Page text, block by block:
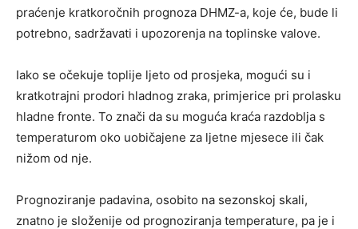
praćenje kratkoročnih prognoza DHMZ-a, koje će, bude li
potrebno, sadržavati i upozorenja na toplinske valove.
Iako se očekuje toplije ljeto od prosjeka, mogući su i
kratkotrajni prodori hladnog zraka, primjerice pri prolasku
hladne fronte. To znači da su moguća kraća razdoblja s
temperaturom oko uobičajene za ljetne mjesece ili čak
nižom od nje.
Prognoziranje padavina, osobito na sezonskoj skali,
znatno je složenije od prognoziranja temperature, pa je i